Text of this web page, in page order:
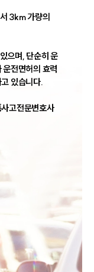
3km 가량의
으며, 단순히 운
운전면허의 효력
있습니다.
고전문변호사